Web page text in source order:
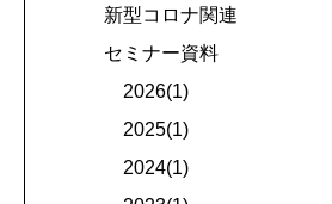
新型コロナ関連
セミナー資料
2026(1)
2025(1)
2024(1)